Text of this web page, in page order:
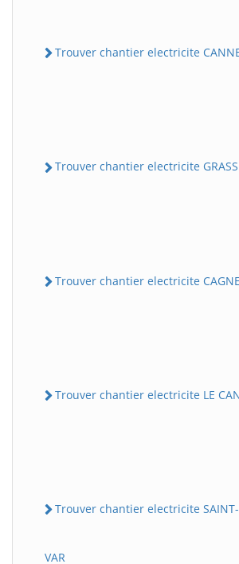
Trouver chantier electricite
Trouver chantier electricite
Trouver chantier electricite
Trouver chantier electricite LE
Trouver chantier electricite SAINT-
VAR